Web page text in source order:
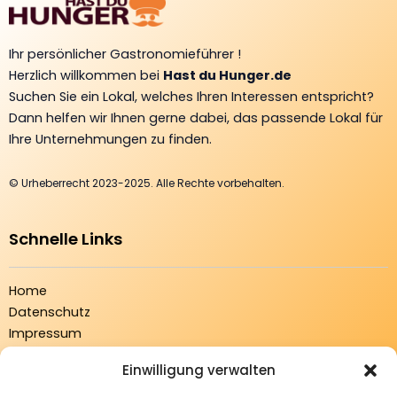
Einwilligung verwalten
Ihr persönlicher Gastronomieführer !
Herzlich willkommen bei Hast du Hunger.de
Suchen Sie ein Lokal, welches Ihren Interessen entspricht?
Dann helfen wir Ihnen gerne dabei, das passende Lokal für
Ihre Unternehmungen zu finden.
© Urheberrecht 2023-2025. Alle Rechte vorbehalten.
Schnelle Links
Home
Datenschutz
Impressum